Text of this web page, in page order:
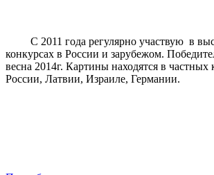
С 2011 года регулярно участвую в
конкурсах в России и зарубежом.
весна 2014г. Картины находятся в частных
России, Латвии, Израиле, Германии.